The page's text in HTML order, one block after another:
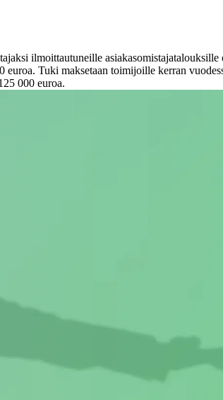
ilmoittautuneille asiakasomistajatalouksille
Tuki maksetaan toimijoille kerran
000 euroa.